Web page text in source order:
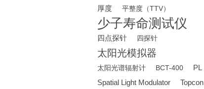
厚度
平整度（TTV）
少子寿命测试仪
四点探针 四探针
太阳光模拟器
太阳光谱辐射计 BCT-400
PL
Spatial Light Modulator
Topcon